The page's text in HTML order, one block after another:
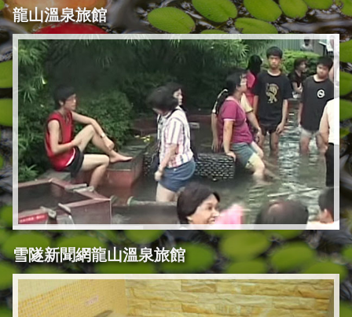
龍山溫泉旅館
雪隧新聞網龍山溫泉旅館